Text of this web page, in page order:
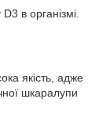
в організмі.
якість, адже
шкаралупи